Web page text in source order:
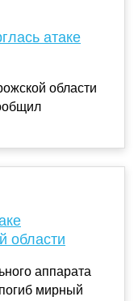
атаке
области
области
аппарата
мирный